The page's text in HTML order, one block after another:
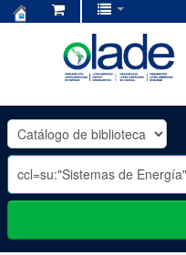
OLADE
-